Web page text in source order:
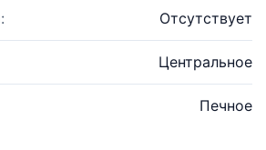
Отсутствует
Центральное
Печное